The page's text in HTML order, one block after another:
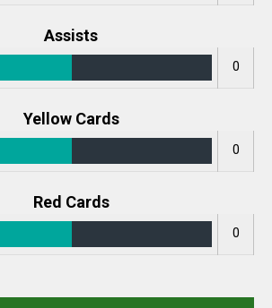
Assists
0
Yellow Cards
0
Red Cards
0